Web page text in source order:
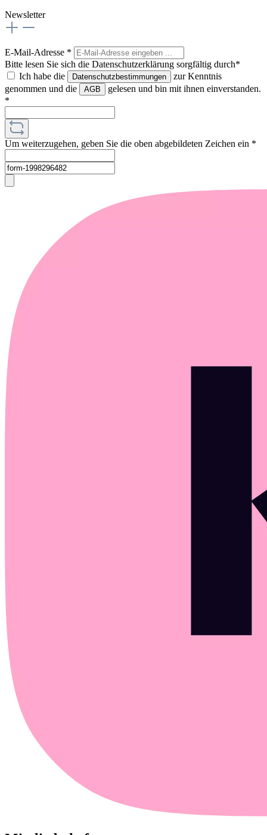
Newsletter
E-Mail-Adresse *
Bitte lesen Sie sich die Datenschutzerklärung sorgfältig durch*
Ich habe die
Datenschutzbestimmungen
zur Kenntnis
genommen und die
AGB
gelesen und bin mit ihnen einverstanden.
*
Um weiterzugehen, geben Sie die oben abgebildeten Zeichen ein *